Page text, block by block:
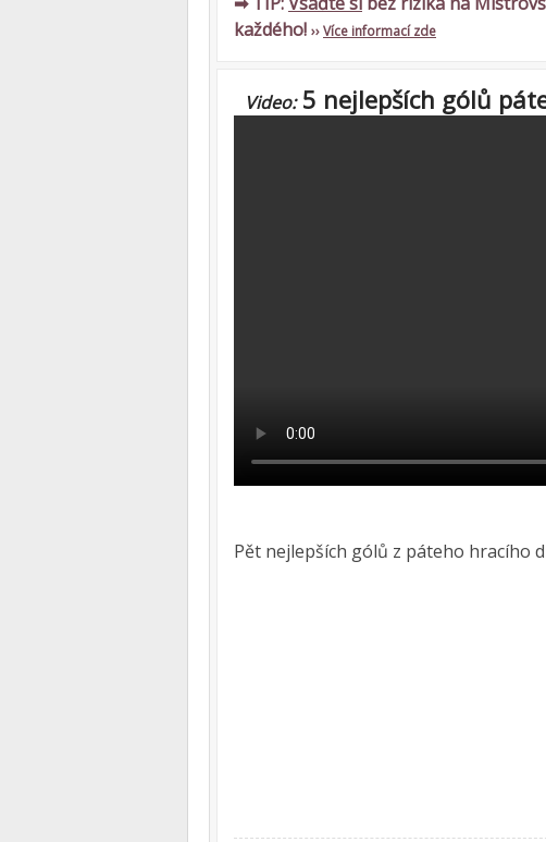
každého! ››Více informací zde
Video:5 nejlepších gólů
Pět nejlepších gólů z páteho hracího